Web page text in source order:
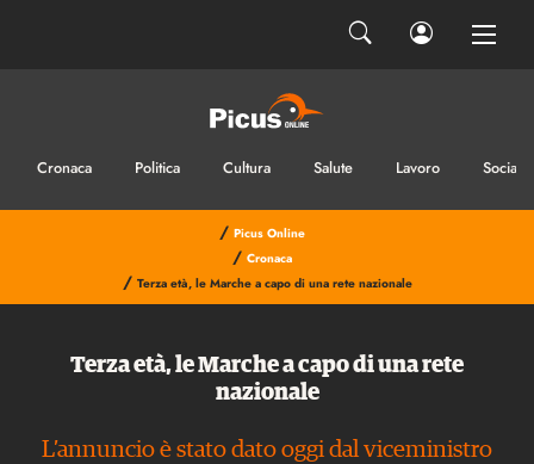
Cronaca Politica Cultura Salute Lavoro Sociale
/ Picus Online
/ Cronaca
/ Terza età, le Marche a capo di una rete nazionale
Terza età, le Marche a capo di una rete
nazionale
L’annuncio è stato dato oggi dal viceministro